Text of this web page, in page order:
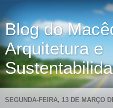
Blog do
Arquitetura e
SEGUNDA-FEIRA, 13 DE MARÇO